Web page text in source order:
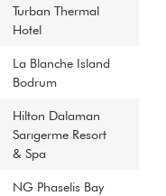
Turban Thermal
Hotel
La Blanche Island
Bodrum
Hilton Dalaman
Sarıgerme Resort
& Spa
NG Phaselis Bay